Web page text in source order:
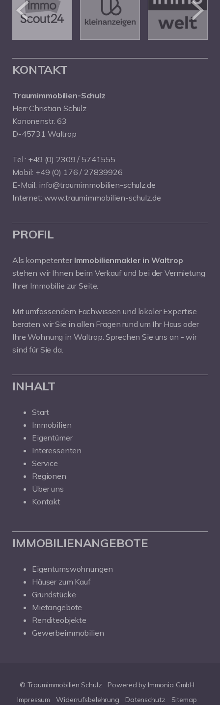
KONTAKT
Traumimmobilien-Schulz
Herr Christian Schulz
Kanonenstr. 63
D-45731 Waltrop
Tel.: +49 (0) 2309 / 5741555
Mobil: +49 (0) 176 / 27839926
E-Mail: info@traumimmobilien-schulz.de
Internet: www.traumimmobilien-schulz.de
PROFIL
Als kompetenter Immobilienmakler in Waltrop
stehen wir Ihnen beim Verkauf und bei der Vermietung
Ihrer Immobilie zur Seite.
Mit umfassendem Fachwissen und lokaler Expertise
beraten wir Sie in allen Fragen rund um Ihr Haus oder
Ihre Wohnung in Waltrop. Sprechen Sie uns an - wir
sind für Sie da.
INHALT
Start
Immobilien
Eigentümer
Interessenten
Service
Regionen
Über uns
Kontakt
IMMOBILIENANGEBOTE
Eigentumswohnungen
Häuser zum Kauf
Grundstücke
Mietangebote
Renditeobjekte
Gewerbeimmobilien
© Traumimmobilien Schulz
Powered by Immonia GmbH
Impressum
Widerrufsbelehrung Datenschutz Sitemap